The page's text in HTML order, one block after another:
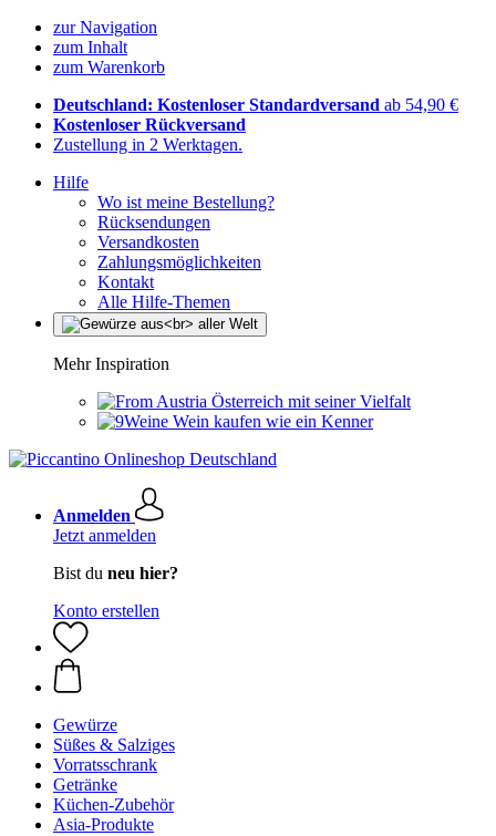
zur Navigation
zum Inhalt
zum Warenkorb
Deutschland: Kostenloser Standardversand ab 54,90 €
Kostenloser Rückversand
Zustellung in 2 Werktagen.
Hilfe
Wo ist meine Bestellung?
Rücksendungen
Versandkosten
Zahlungsmöglichkeiten
Kontakt
Alle Hilfe-Themen
Mehr Inspiration
Österreich mit seiner Vielfalt
Wein kaufen wie ein Kenner
Anmelden
Jetzt anmelden
Bist du neu hier?
Konto erstellen
Gewürze
Süßes & Salziges
Vorratsschrank
Getränke
Küchen-Zubehör
Asia-Produkte